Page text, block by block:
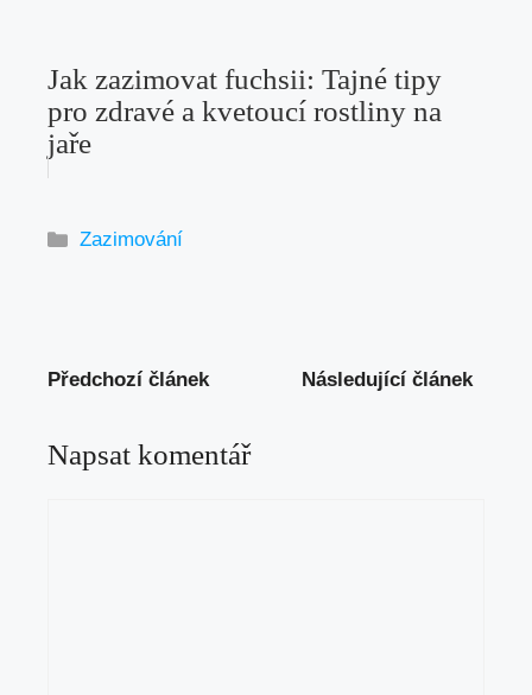
Jak zazimovat fuchsii: Tajné tipy
pro zdravé a kvetoucí rostliny na
jaře
Rubriky
Zazimování
Předchozí článek Následující článek
Napsat komentář